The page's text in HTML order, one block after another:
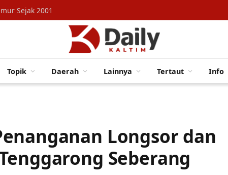
Sejak 2001
Topik Daerah Lainnya Tertaut Info
Longsor dan
Seberang